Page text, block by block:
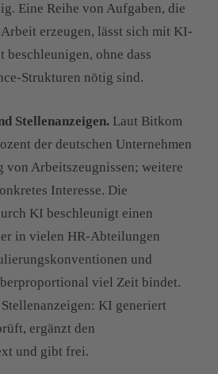
Eine Reihe von Aufgaben, die
erzeugen, lässt sich mit KI-
ohne dass
Strukturen nötig sind.
Stellenanzeigen. Laut Bitkom
der deutschen Unternehmen
Arbeitszeugnissen; weitere
Interesse. Die
KI beschleunigt einen
in vielen HR-Abteilungen
und
viel Zeit bindet.
KI generiert
ergänzt den
und gibt frei.